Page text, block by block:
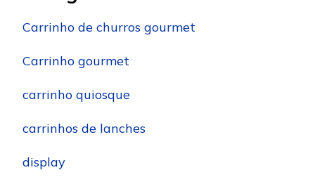
Carrinho de churros gourmet
Carrinho gourmet
carrinho quiosque
carrinhos de lanches
display